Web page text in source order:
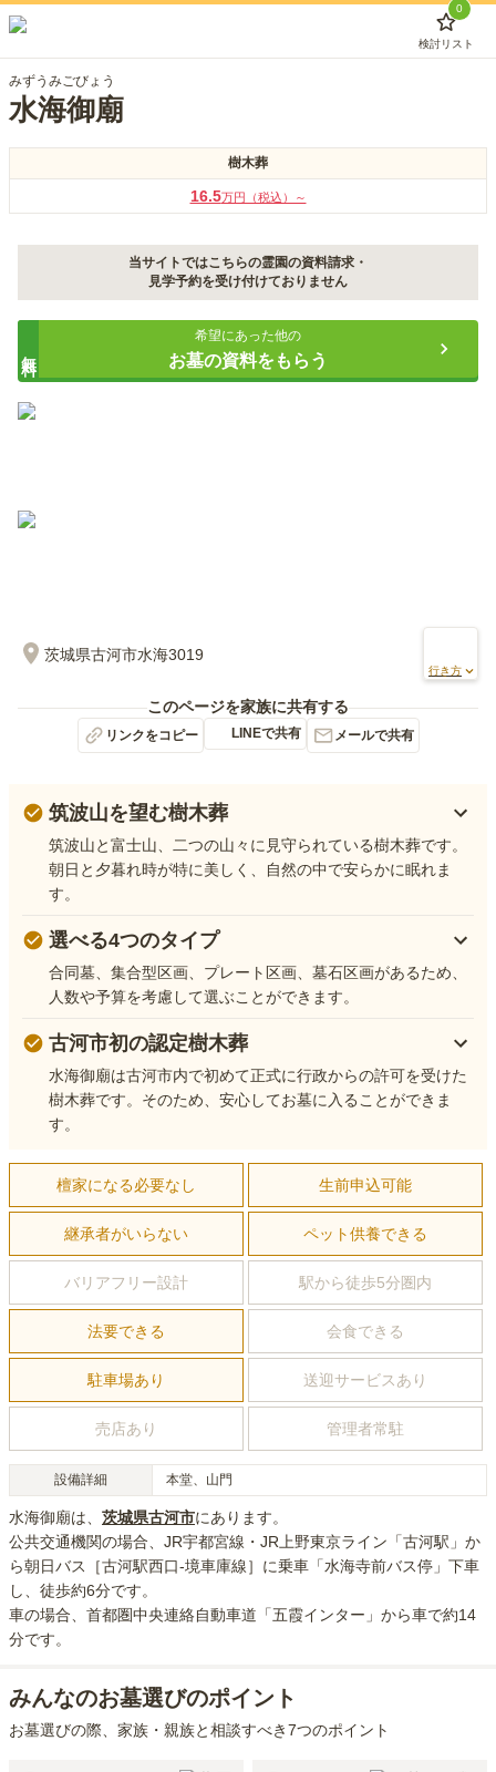
0
検討リスト
みずうみごびょう
水海御廟
樹木葬
16.5万円（税込）～
当サイトではこちらの霊園の資料請求・
見学予約を受け付けておりません
希望にあった他の
お墓の資料をもらう
茨城県古河市水海3019
行き方
このページを家族に共有する
リンクをコピー LINEで共有 メールで共有
筑波山を望む樹木葬
筑波山と富士山、二つの山々に見守られている樹木葬です。
朝日と夕暮れ時が特に美しく、自然の中で安らかに眠れま
す。
選べる4つのタイプ
合同墓、集合型区画、プレート区画、墓石区画があるため、
人数や予算を考慮して選ぶことができます。
古河市初の認定樹木葬
水海御廟は古河市内で初めて正式に行政からの許可を受けた
樹木葬です。そのため、安心してお墓に入ることができま
す。
檀家になる必要なし 生前申込可能
継承者がいらない ペット供養できる
バリアフリー設計 駅から徒歩5分圏内
法要できる 会食できる
駐車場あり 送迎サービスあり
売店あり 管理者常駐
設備詳細 本堂、山門
水海御廟は、 茨城県古河市にあり ます。
公共交通機関の場合、JR宇都宮線・JR上野東京ライン「古河駅」か
ら朝日バス［古河駅西口-境車庫線］に乗車「水海寺前バス停」下車
し、徒歩約6分です。
車の場合、首都圏中央連絡自動車道「五霞インター」から車で約14
分です。
みんなのお墓選びのポイント
お墓選びの際、家族・親族と相談すべき7つのポイント